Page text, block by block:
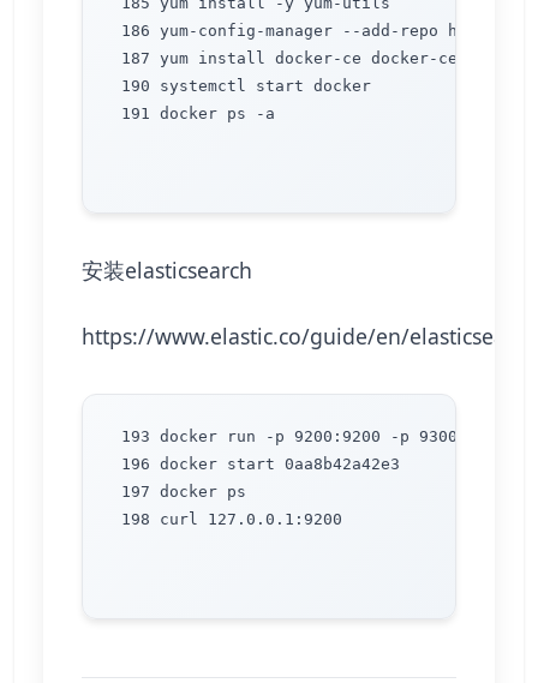
186 yum-config-manager --add-repo https://
187 yum install docker-ce docker-ce-cli
190 systemctl start docker
191 docker ps -a
安装elasticsearch
https://www.elastic.co/guide/en/
193 docker run -p 9200:9200 -p
196 docker start 0aa8b42a42e3
197 docker ps
198 curl 127.0.0.1:9200